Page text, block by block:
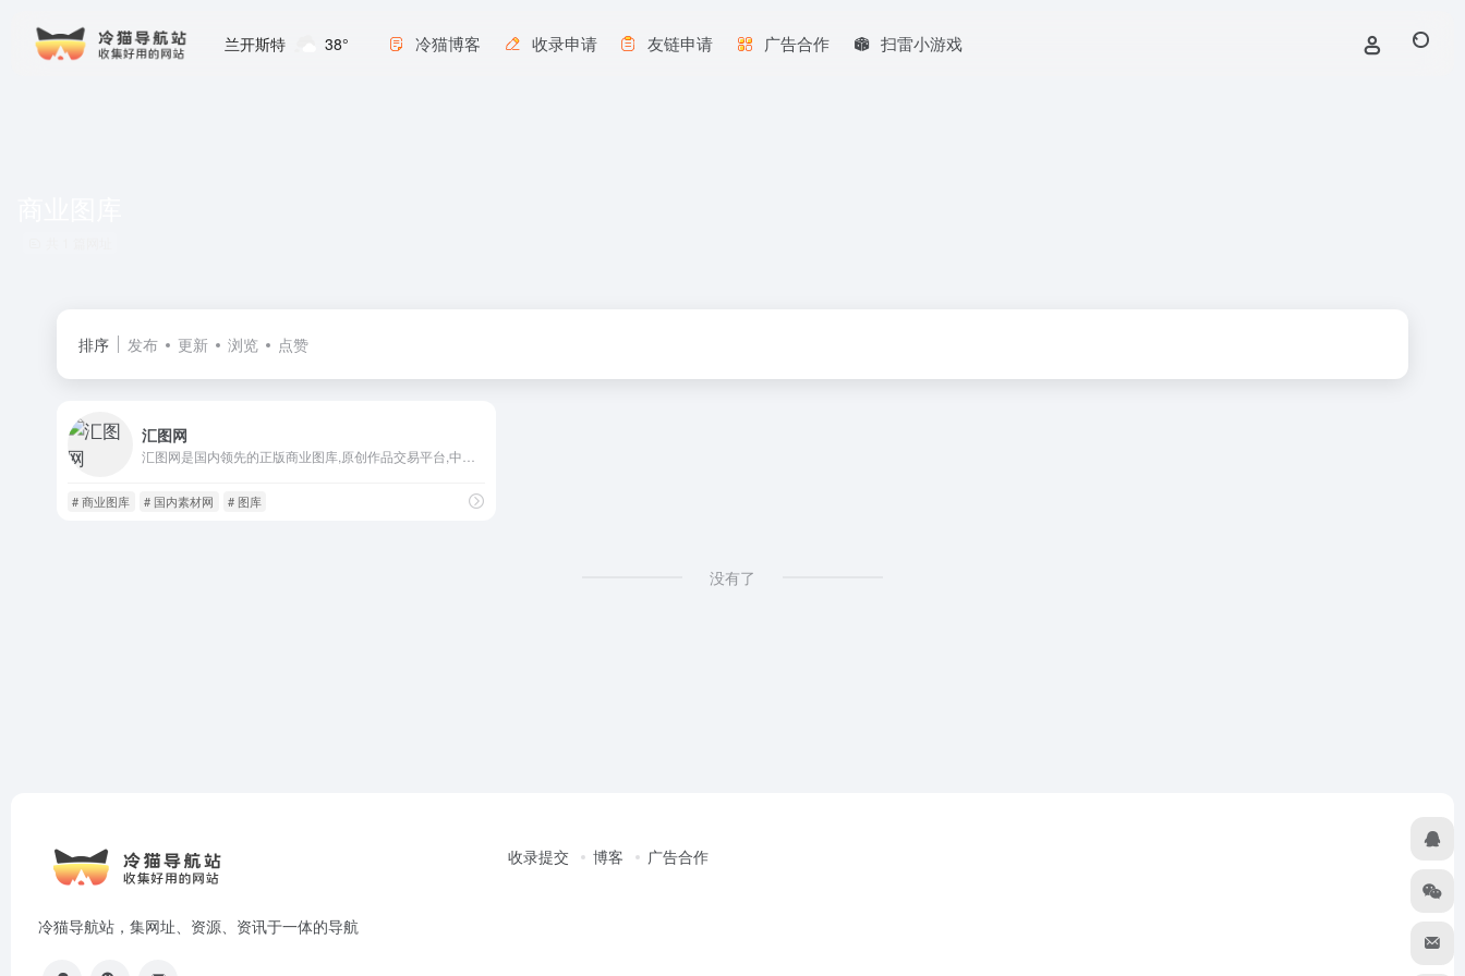
兰开斯特 38° 冷猫博客 收录申请 友链申请 广告合作 扫雷小游戏
排序 发布 更新 浏览 点赞
汇图网
# 商业图库 # 国内素材网 # 图库
没有了
冷猫导航站，集网址、资源、资讯于一体的导航
收录提交 博客 广告合作